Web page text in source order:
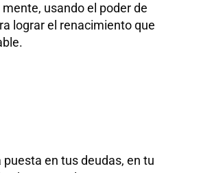
usando el poder de
lograr el renacimiento que
puesta en tus deudas, en tu